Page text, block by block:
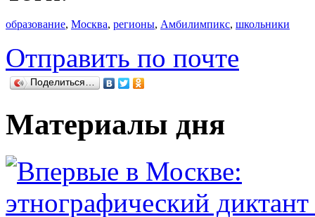
образование, Москва, регионы, Амбилимпикс, школьники
Отправить по почте
Поделиться…
Материалы дня